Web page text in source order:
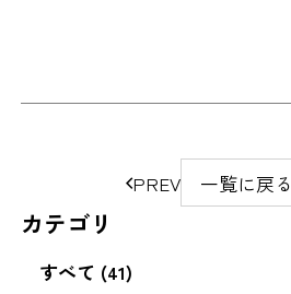
ジ
PREV 一覧に戻る
カテゴリ
すべて (41)